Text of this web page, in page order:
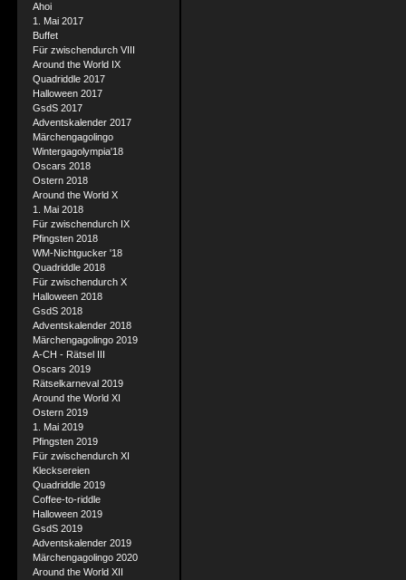
Ahoi
1. Mai 2017
Buffet
Für zwischendurch VIII
Around the World IX
Quadriddle 2017
Halloween 2017
GsdS 2017
Adventskalender 2017
Märchengagolingo
Wintergagolympia'18
Oscars 2018
Ostern 2018
Around the World X
1. Mai 2018
Für zwischendurch IX
Pfingsten 2018
WM-Nichtgucker '18
Quadriddle 2018
Für zwischendurch X
Halloween 2018
GsdS 2018
Adventskalender 2018
Märchengagolingo 2019
A-CH - Rätsel III
Oscars 2019
Rätselkarneval 2019
Around the World XI
Ostern 2019
1. Mai 2019
Pfingsten 2019
Für zwischendurch XI
Klecksereien
Quadriddle 2019
Coffee-to-riddle
Halloween 2019
GsdS 2019
Adventskalender 2019
Märchengagolingo 2020
Around the World XII